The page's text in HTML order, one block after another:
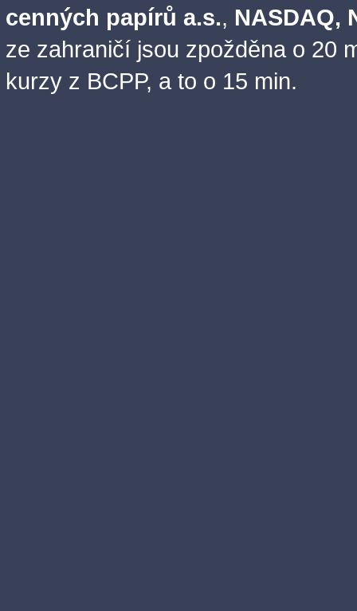
cenných papírů a.s., NASDAQ,
ze zahraničí jsou zpožděna o 20
kurzy z BCPP, a to o 15 min.